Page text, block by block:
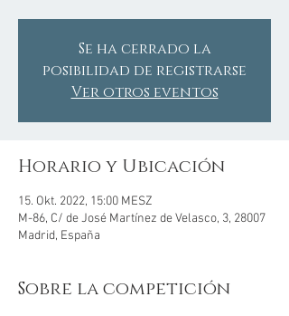
Se ha cerrado la
posibilidad de registrarse
Ver otros eventos
Horario y Ubicación
15. Okt. 2022, 15:00 MESZ
M-86, C/ de José Martínez de Velasco, 3, 28007
Madrid, España
Sobre la competición